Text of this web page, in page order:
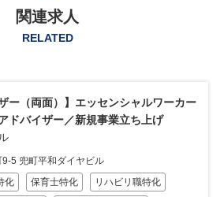
関連求人
RELATED
ー（両面）】不動産・建設領域に特化
援型エージェント
ャリアネクスト
1-3アーバンネット日本橋二丁目ビル10階
設業界特化 不動産業界特化